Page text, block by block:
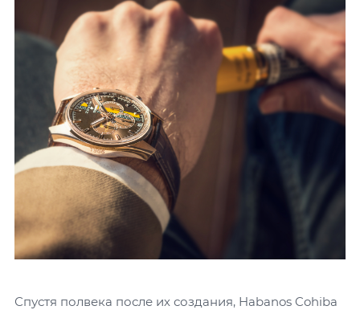
Спустя полвека после их создания, Habanos Cohiba